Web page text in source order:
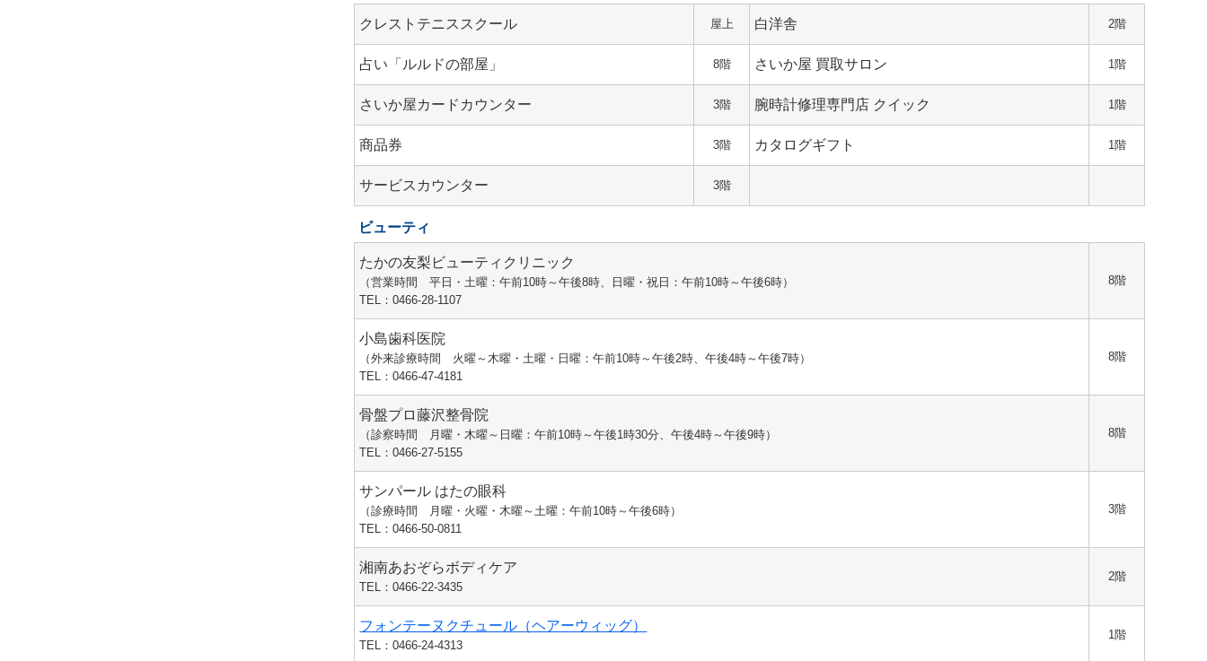
クレストテニススクール 屋上 白洋舎 2階
占い「ルルドの部屋」 8階 さいか屋 買取サロン 1階
さいか屋カードカウンター 3階 腕時計修理専門店 クイック 1階
商品券 3階 カタログギフト 1階
サービスカウンター 3階
ビューティ
たかの友梨ビューティクリニック
（営業時間 平日・土曜：午前10時～午後8時、日曜・祝日：午前10時～午後6時）
TEL：0466-28-1107
8階
小島歯科医院
（外来診療時間 火曜～木曜・土曜・日曜：午前10時～午後2時、午後4時～午後7時）
TEL：0466-47-4181
8階
骨盤プロ藤沢整骨院
（診察時間 月曜・木曜～日曜：午前10時～午後1時30分、午後4時～午後9時）
TEL：0466-27-5155
8階
サンパール はたの眼科
（診療時間 月曜・火曜・木曜～土曜：午前10時～午後6時）
TEL：0466-50-0811
3階
湘南あおぞらボディケア
TEL：0466-22-3435
2階
フォンテーヌクチュール（ヘアーウィッグ）
TEL：0466-24-4313
1階